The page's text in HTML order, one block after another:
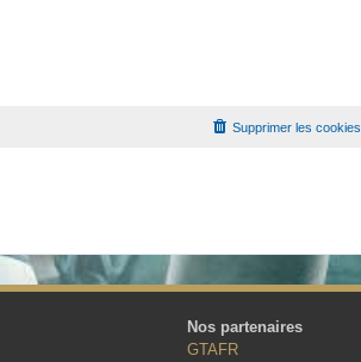
Supprimer les cookies
Nos partenaires
GTAFR